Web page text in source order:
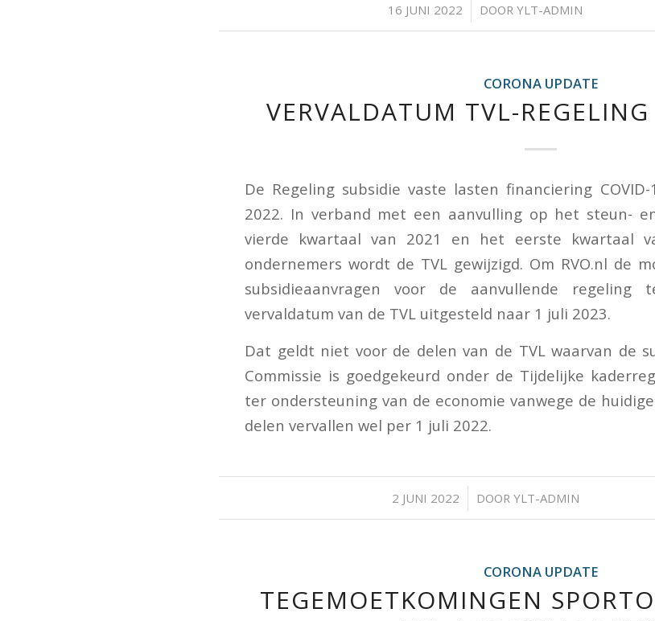
16 JUNI 2022
/ DOORYLT-ADMIN
CORONA UPDATE
VERVALDATUM TVL-
De Regeling subsidie vaste lasten financiering
2022. In verband met een aanvulling op het steun-
vierde kwartaal van 2021 en het eerste kwartaal
ondernemers wordt de TVL gewijzigd. Om RVO.nl de
subsidieaanvragen voor de aanvullende
vervaldatum van de TVL uitgesteld naar 1 juli 2023.
Dat geldt niet voor de delen van de TVL waarvan de
Commissie is goedgekeurd onder de Tijdelijke
ter ondersteuning van de economie vanwege de
delen vervallen wel per 1 juli 2022.
2 JUNI 2022
/ DOOR YLT-ADMIN
CORONA UPDATE
TEGEMOETKOMINGEN